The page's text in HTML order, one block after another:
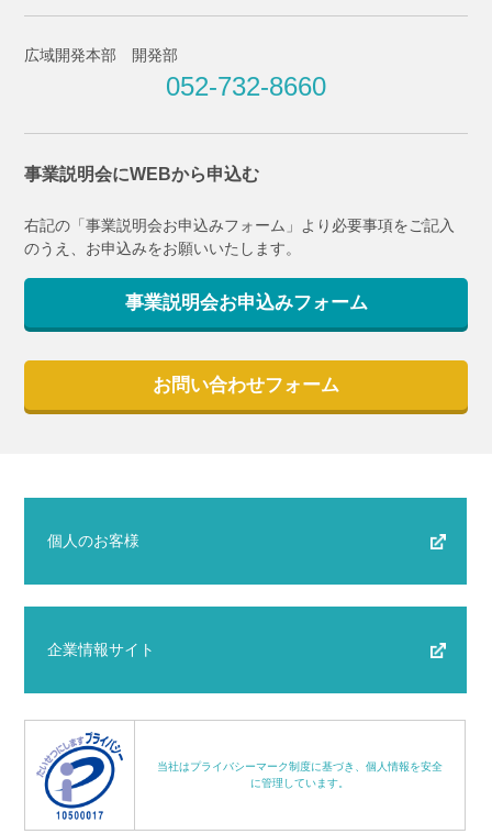
広域開発本部 開発部
052-732-8660
事業説明会にWEBから申込む
右記の「事業説明会お申込みフォーム」より必要事項をご記入
のうえ、お申込みをお願いいたします。
事業説明会お申込みフォーム
お問い合わせフォーム
個人のお客様
企業情報サイト
当社はプライバシーマーク制度に基づき、個人情報を安全
に管理しています。